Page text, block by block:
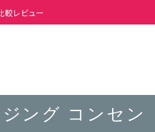
較レビュー
ング コンセン